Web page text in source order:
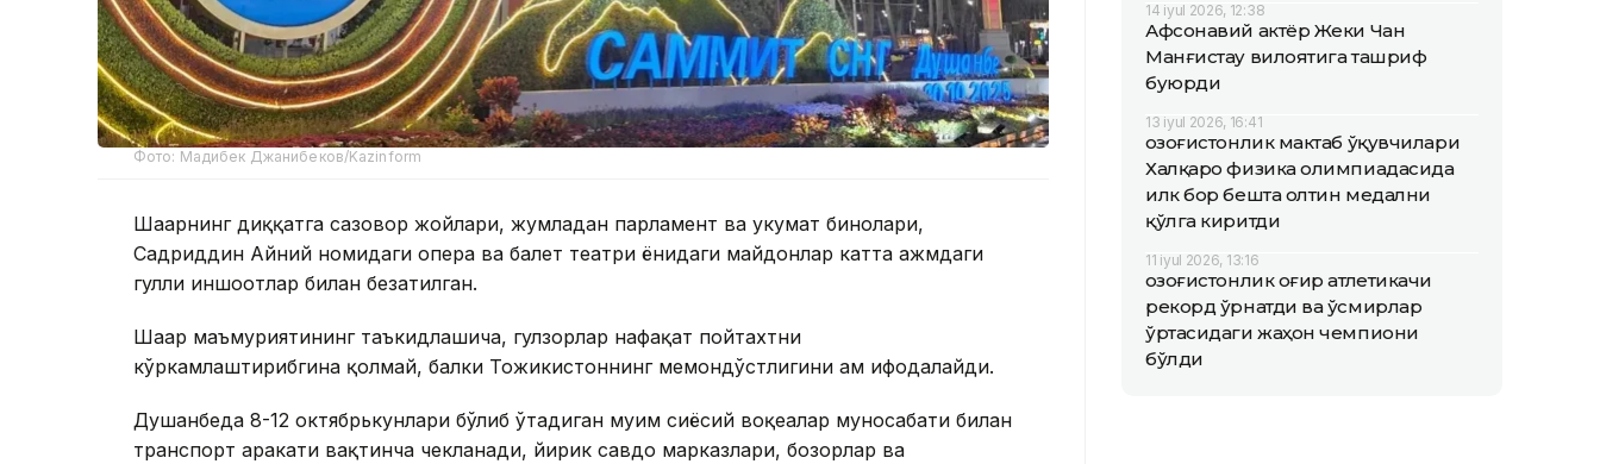
Фото: Мадибек Джанибеков/Kazinform
Шаҳарнинг диққатга сазовор жойлари, жумладан парламент ва ҳукумат бинолари,
Садриддин Айний номидаги опера ва балет театри ёнидаги майдонлар катта ҳажмдаги
гулли иншоотлар билан безатилган.
Шаҳар маъмуриятининг таъкидлашича, гулзорлар нафақат пойтахтни
кўркамлаштирибгина қолмай, балки Тожикистоннинг меҳмондўстлигини ҳам ифодалайди.
Душанбеда 8-12 октябрькунлари бўлиб ўтадиган муҳим сиёсий воқеалар муносабати билан
транспорт ҳаракати вақтинча чекланади, йирик савдо марказлари, бозорлар ва
14 iyul 2026, 12:38
Афсонавий актёр Жеки Чан
Манғистау вилоятига ташриф
буюрди
13 iyul 2026, 16:41
Қозоғистонлик мактаб ўқувчилари
Халқаро физика олимпиадасида
илк бор бешта олтин медални
қўлга киритди
11 iyul 2026, 13:16
Қозоғистонлик оғир атлетикачи
рекорд ўрнатди ва ўсмирлар
ўртасидаги жаҳон чемпиони
бўлди